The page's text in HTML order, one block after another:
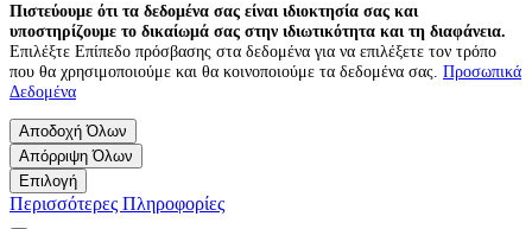
Πιστεύουμε ότι τα δεδομένα σας είναι ιδιοκτησία σας και
υποστηρίζουμε το δικαίωμά σας στην ιδιωτικότητα και τη διαφάνεια.
Επιλέξτε Επίπεδο πρόσβασης στα δεδομένα για να επιλέξετε τον τρόπο
που θα χρησιμοποιούμε και θα κοινοποιούμε τα δεδομένα σας. Προσωπικά
Δεδομένα
Αποδοχή Όλων
Απόρριψη Όλων
Επιλογή
Περισσότερες Πληροφορίες